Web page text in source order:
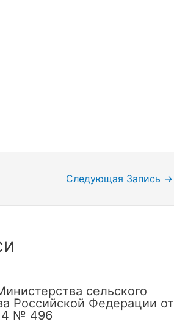
Следующая Запись →
сельского
Российской Федерации от
№ 496